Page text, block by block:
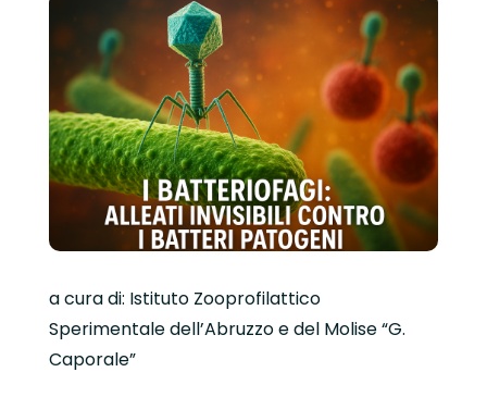
a cura di: Istituto Zooprofilattico
Sperimentale dell’Abruzzo e del Molise “G.
Caporale”